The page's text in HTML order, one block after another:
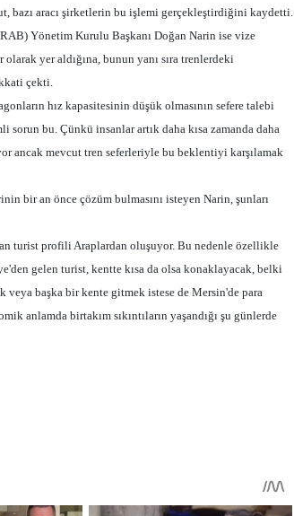
bazı aracı şirketlerin bu işlemi gerçekleştirdiğini kaydetti.
Yönetim Kurulu Başkanı Doğan Narin ise vize
olarak yer aldığına, bunun yanı sıra trenlerdeki
çekti.
hız kapasitesinin düşük olmasının sefere talebi
bu. Çünkü insanlar artık daha kısa zamanda daha
ancak mevcut tren seferleriyle bu beklentiyi karşılamak
bir an önce çözüm bulmasını isteyen Narin, şunları
turist profili Araplardan oluşuyor. Bu nedenle özellikle
gelen turist, kentte kısa da olsa konaklayacak, belki
başka bir kente gitmek istese de Mersin'de para
anlamda birtakım sıkıntıların yaşandığı şu günlerde